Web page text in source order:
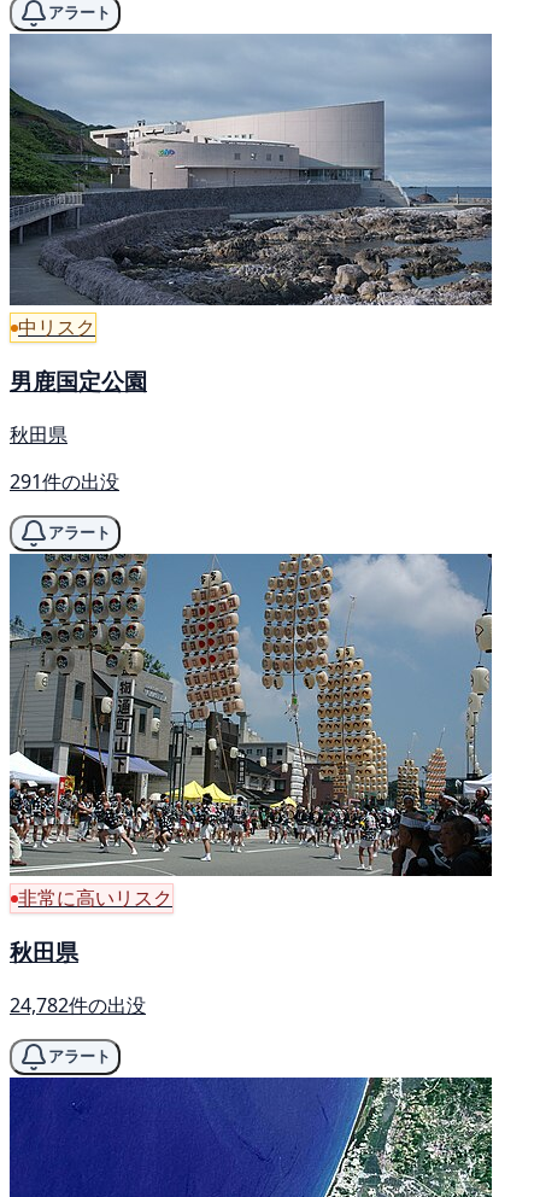
アラート
中リスク
男鹿国定公園
秋田県
291件の出没
アラート
非常に高いリスク
秋田県
24,782件の出没
アラート